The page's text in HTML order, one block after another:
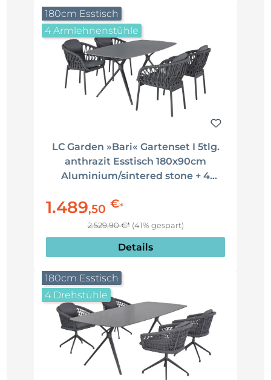
180cm Esstisch
4 Armlehnenstühle
LC Garden »Bari« Gartenset I 5tlg.
anthrazit Esstisch 180x90cm
Aluminium/sintered stone + 4
1.489,50 €*
2.529,90 €* (41% gespart)
Details
180cm Esstisch
4 Drehstühle